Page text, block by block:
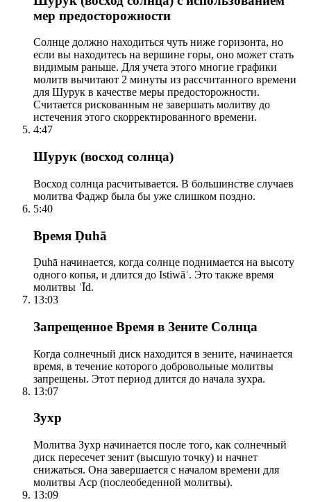
мер предосторожности
Солнце должно находиться чуть ниже горизонта, но
если вы находитесь на вершине горы, оно может стать
видимым раньше. Для учета этого многие графики
молитв вычитают 2 минуты из рассчитанного времени
для Шурук в качестве меры предосторожности.
Считается рискованным не завершать молитву до
истечения этого скорректированного времени.
4:47
Шурук (восход солнца)
Восход солнца расчитывается. В большинстве случаев
молитва Фаджр была бы уже слишком поздно.
5:40
Время Ḍuhā
Ḍuhā начинается, когда солнце поднимается на высоту
одного копья, и длится до Istiwāʾ. Это также время
молитвы ʿĪd.
13:03
Запрещенное Время в Зените Солнца
Когда солнечный диск находится в зените, начинается
время, в течение которого добровольные молитвы
запрещены. Этот период длится до начала зухра.
13:07
Зухр
Молитва Зухр начинается после того, как солнечный
диск пересечет зенит (высшую точку) и начнет
снижаться. Она завершается с началом времени для
молитвы Аср (послеобеденной молитвы).
13:09